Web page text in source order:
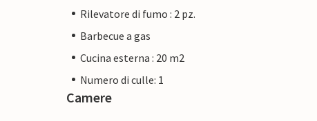
Rilevatore di fumo : 2 pz.
Barbecue a gas
Cucina esterna : 20 m2
Numero di culle: 1
Camere